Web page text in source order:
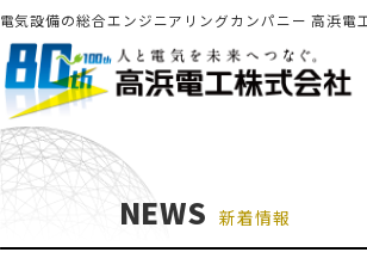
電気設備の総合エンジニアリングカンパニー 高浜電
NEWS 新着情報